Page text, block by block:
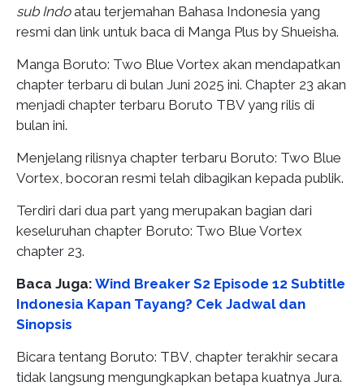
sub Indoatau terjemahan Bahasa Indonesia yang
resmi dan link untuk baca di Manga Plus by Shueisha.
Manga Boruto: Two Blue Vortex akan mendapatkan
chapter terbaru di bulan Juni 2025 ini. Chapter 23 akan
menjadi chapter terbaru Boruto TBV yang rilis di
bulan ini.
Menjelang rilisnya chapter terbaru Boruto: Two Blue
Vortex, bocoran resmi telah dibagikan kepada publik.
Terdiri dari dua part yang merupakan bagian dari
keseluruhan chapter Boruto: Two Blue Vortex
chapter 23.
Baca Juga: Wind Breaker S2 Episode 12 Subtitle
Indonesia Kapan Tayang? Cek Jadwal dan
Sinopsis
Bicara tentang Boruto: TBV, chapter terakhir secara
tidak langsung mengungkapkan betapa kuatnya Jura.